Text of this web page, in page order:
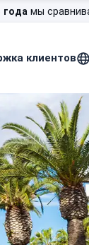
года мы
клиентов